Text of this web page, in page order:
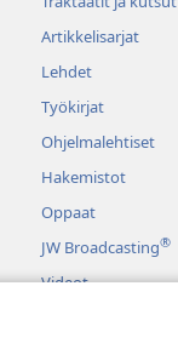
Artikkelisarjat
Lehdet
Työkirjat
Ohjelmalehtiset
Hakemistot
Oppaat
JW Broadcasting®
Videot